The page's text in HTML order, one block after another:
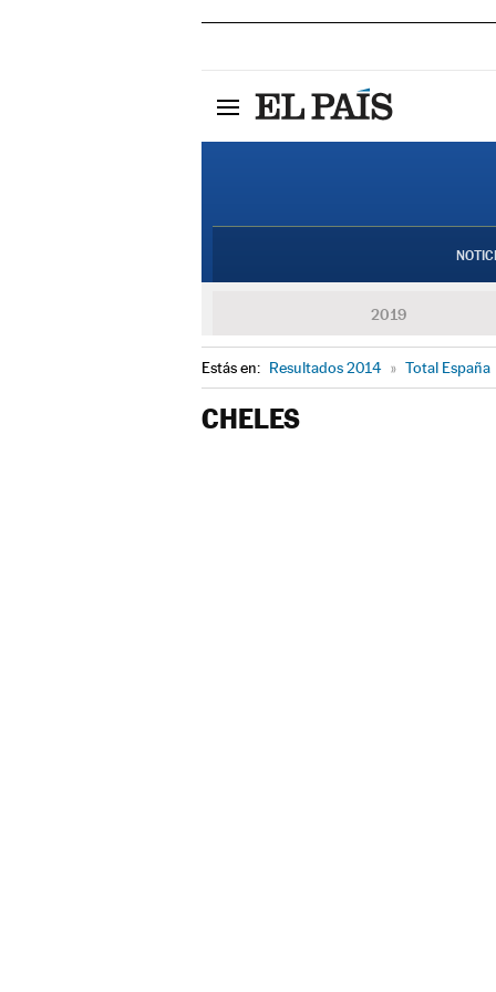
2019
Estás en: Resultados 2014 » Total España
CHELES